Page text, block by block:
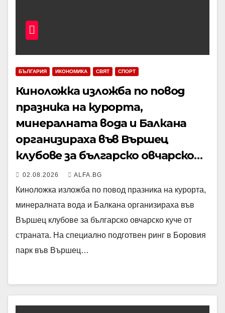
БЪЛГАРИЯ ИКОНОМИКА СВЯТ СПОРТ
Киноложка изложба по повод
празника на курорта,
минералната вода и Балкана
организираха във Вършец
клубове за българско овчарско
куче
02.08.2026 ALFA.BG
Киноложка изложба по повод празника на курорта,
минералната вода и Балкана организираха във
Вършец клубове за българско овчарско куче от
страната. На специално подготвен ринг в Боровия
парк във Вършец…